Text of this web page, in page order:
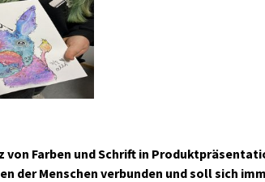
von Farben und Schrift in
der Menschen verbunden und soll sich